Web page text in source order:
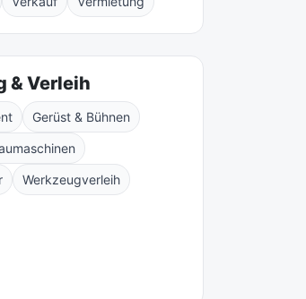
& Verleih
Gerüst & Bühnen
Werkzeugverleih